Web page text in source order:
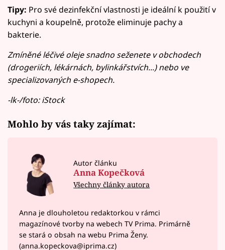
Tipy: Pro své dezinfekční vlastnosti je ideální k použití v
kuchyni a koupelně, protože eliminuje pachy a
bakterie.
Zmíněné léčivé oleje snadno seženete v obchodech
(drogeriích, lékárnách, bylinkářstvích...) nebo ve
specializovaných e-shopech.
-lk-/foto: iStock
Mohlo by vás taky zajímat:
Autor článku
Anna Kopečková
Všechny články autora
Anna je dlouholetou redaktorkou v rámci
magazínové tvorby na webech TV Prima. Primárně
se stará o obsah na webu Prima Ženy.
(anna.kopeckova@iprima.cz)